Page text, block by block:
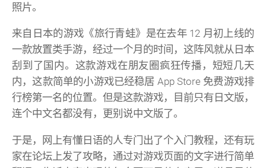
照片。
来自日本的游戏《旅行青蛙》是在去年 12 月初上线的
一款放置类手游，经过一个月的时间，这阵风就从日本
刮到了国内。这款游戏在朋友圈疯狂传播，短短几天
内，这款简单的小游戏已经稳居 App Store 免费游戏排
行榜第一名的位置。但是这款游戏，目前只有日文版，
连个中文名都没有，更别说中文版了。
于是，网上有懂日语的人专门出了个入门教程，还有玩
家在论坛上发了攻略，通过对游戏页面的文字进行简单